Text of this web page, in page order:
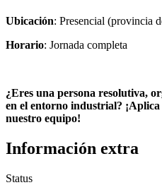
Ubicación: Presencial (provincia
Horario: Jornada completa
¿Eres una persona resolutiva,
en el entorno industrial?
nuestro equipo!
Información extra
Status